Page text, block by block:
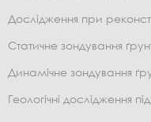
Дослідження при
Статичне зондування
Динамічне зондування
Геологічні дослідження